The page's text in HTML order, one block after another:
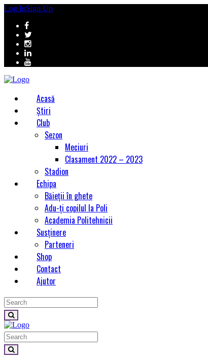
Log InSign Up
Acasă
Știri
Club
Sezon
Meciuri
Clasament 2022 – 2023
Stadion
Echipa
Băieții în ghete
Adu-ți copilul la Poli
Academia Politehnicii
Susținere
Parteneri
Shop
Contact
Ajutor